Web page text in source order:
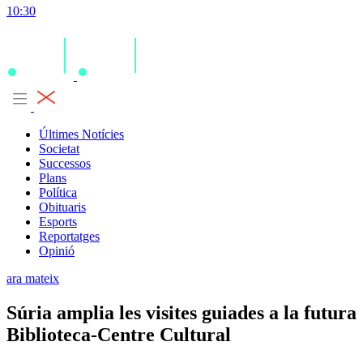
10:30
Últimes Notícies
Societat
Successos
Plans
Política
Obituaris
Esports
Reportatges
Opinió
ara mateix
Súria amplia les visites guiades a la futura
Biblioteca-Centre Cultural